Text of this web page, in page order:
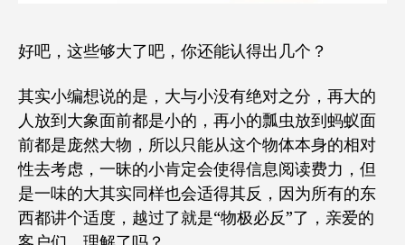
好吧，这些够大了吧，你还能认得出几个？
其实小编想说的是，大与小没有绝对之分，再大的
人放到大象面前都是小的，再小的瓢虫放到蚂蚁面
前都是庞然大物，所以只能从这个物体本身的相对
性去考虑，一昧的小肯定会使得信息阅读费力，但
是一味的大其实同样也会适得其反，因为所有的东
西都讲个适度，越过了就是“物极必反”了，亲爱的